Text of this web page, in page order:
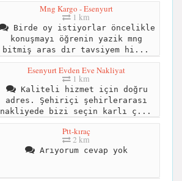
Mng Kargo - Esenyurt
1 km
Birde oy istiyorlar öncelikle
konuşmayı öğrenin yazik mng
bitmiş aras dır tavsiyem hi...
Esenyurt Evden Eve Nakliyat
1 km
Kaliteli hizmet için doğru
adres. Şehiriçi şehirlerarası
nakliyede bizi seçin karlı ç...
Ptt-kıraç
2 km
Arıyorum cevap yok